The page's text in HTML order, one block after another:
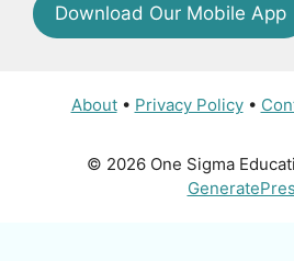
Download Our Mobile App
About• Privacy Policy•
© 2026 One Sigma